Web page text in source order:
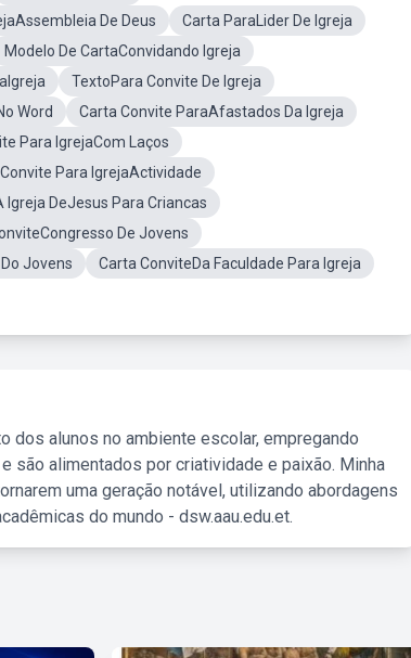
De Deus
Carta ParaLider De Igreja
Modelo De CartaConvidando Igreja
TextoPara Convite De Igreja
Word
Carta Convite ParaAfastados Da Igreja
Para IgrejaCom Laços
Para IgrejaActividade
Igreja DeJesus Para Criancas
De Jovens
Jovens
Carta ConviteDa Faculdade Para Igreja
dos alunos no ambiente escolar, empregando
são alimentados por criatividade e paixão. Minha
uma geração notável, utilizando abordagens
do mundo - dsw.aau.edu.et.